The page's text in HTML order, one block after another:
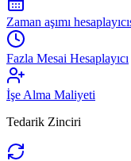
Zaman aşımı
Fazla Mesai Hesaplayıcı
İşe Alma Maliyeti
Tedarik Zinciri